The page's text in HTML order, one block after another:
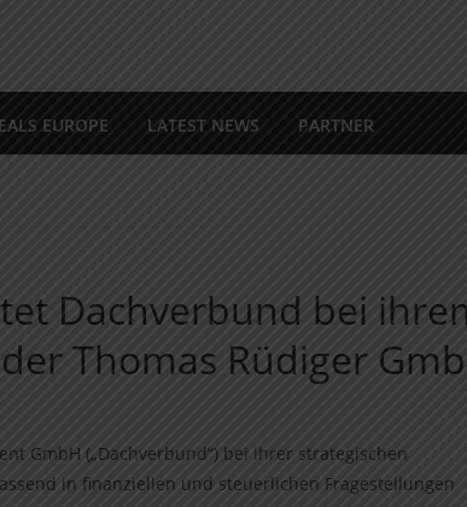
EUROPE LATEST NEWS PARTNER
Dachverbund bei
Thomas Rüdiger
GmbH („Dachverbund“) bei ihrer strategischen
in finanziellen und steuerlichen Fragestellungen